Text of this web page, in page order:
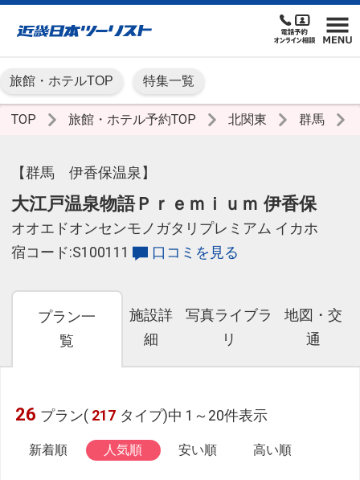
旅館・ホテルTOP 特集一覧
TOP 旅館・ホテル予約TOP 北関東 群馬
【群馬 伊香保温泉】
大江戸温泉物語Ｐｒｅｍｉｕｍ 伊香保
オオエドオンセンモノガタリプレミアム イカホ
宿コード:S100111
口コミを見る
プラン一
覧
施設詳
細
写真ライブラ
リ
地図・交
通
26 プラン( 217 タイプ)中 1～20件表示
新着順 人気順 安い順 高い順